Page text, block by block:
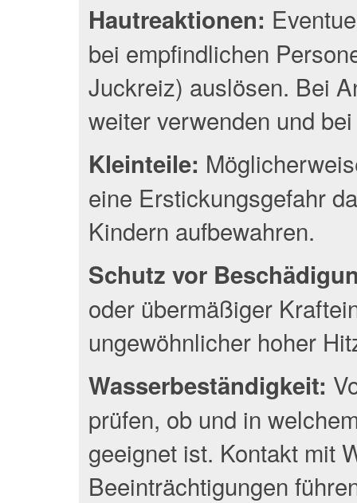
Hautreaktionen:
bei empfindlichen
Juckreiz) auslösen. Bei
weiter verwenden und
Kleinteile:
eine Erstickungsgefahr
Kindern aufbewahren.
Schutz vor
oder übermäßiger
ungewöhnlicher hoher
Wasserbeständigkeit:
prüfen, ob und in
geeignet ist. Kontakt mit
Beeinträchtigungen